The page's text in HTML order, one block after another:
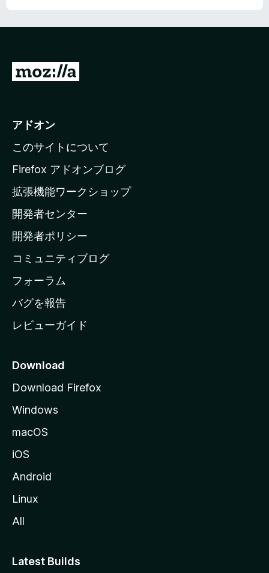
M
i
l
a
ホ
ー
ム
ー
ジ
へ
アドオン
このサイトについて
Firefox アドオンブログ
拡張機能ワークショップ
開発者センター
開発者ポリシー
コミュニティブログ
フォーラム
バグを報告
レビューガイド
Download
Download Firefox
Windows
macOS
iOS
Android
Linux
All
Latest Builds